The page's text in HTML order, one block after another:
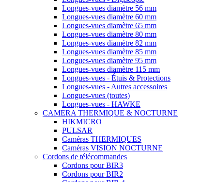
Longues-vues diamètre 56 mm
Longues-vues diamètre 60 mm
Longues-vues diamètre 65 mm
Longues-vues diamètre 80 mm
Longues-vues diamètre 82 mm
Longues-vues diamètre 85 mm
Longues-vues diamètre 95 mm
Longues-vues diamètre 115 mm
Longues-vues - Étuis & Protections
Longues-vues - Autres accessoires
Longues-vues (toutes)
Longues-vues - HAWKE
CAMERA THERMIQUE & NOCTURNE
HIKMICRO
PULSAR
Caméras THERMIQUES
Caméras VISION NOCTURNE
Cordons de télécommandes
Cordons pour BIR3
Cordons pour BIR2